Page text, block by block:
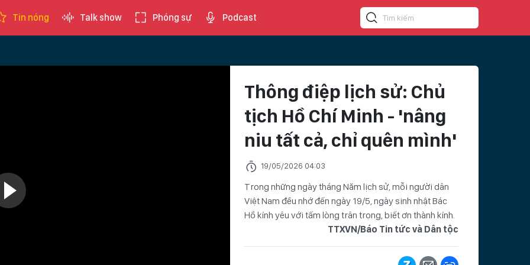
Tin nóng Talk show Phóng sự Podcast
Thông điệp lịch sử: Chủ
tịch Hồ Chí Minh - 'nâng
niu tất cả, chỉ quên mình'
19/05/2026 04:03
Trong những ngày tháng Năm lịch sử, mỗi người dân
Việt Nam đều nhớ đến ngày 19/5, ngày sinh nhật Bác
Hồ kính yêu với tấm lòng trân trọng, biết ơn thành kính.
TTXVN/Báo Tin tức và Dân tộc